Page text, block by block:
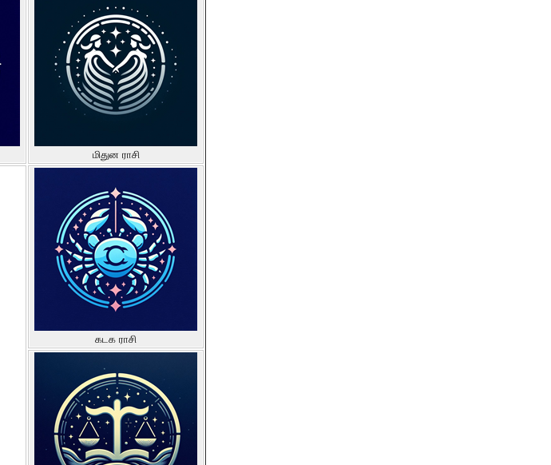
மிதுன ராசி
கடக ராசி